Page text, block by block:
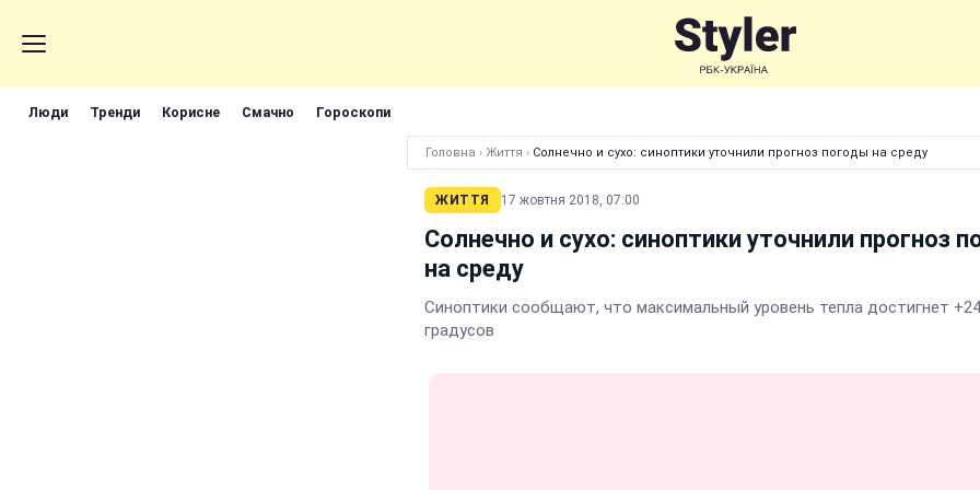
Люди Тренди Корисне Смачно Гороскопи
Головна › Життя › Солнечно и сухо: синоптики уточнили прогноз погоды на среду
ЖИТТЯ 17 жовтня 2018, 07:00
Солнечно и сухо: синоптики уточнили прогноз
на среду
Синоптики сообщают, что максимальный уровень тепла достигнет +24
градусов